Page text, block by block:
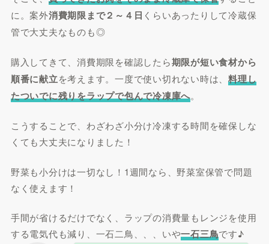
に。案外消費期限まで２～４日 くらいあったりして冷蔵保
管で大丈夫なものも◎
購入してきて、消費期限を確認したら期限が短い食材から
順番に献立を考えます。一度で使い切れない時は、料理し
たついでに残りをラップで包んで冷凍庫へ。
こうすることで、わざわざ小分け冷凍する時間を確保しな
くても大丈夫になりました！
野菜も小分けは一切なし！1週間なら、野菜室保管で問題
なく使えます！
手間が省けるだけでなく、ラップの消費量もレンジを使用
する電気代も減り、一石二鳥、、、いや一石三鳥です♪